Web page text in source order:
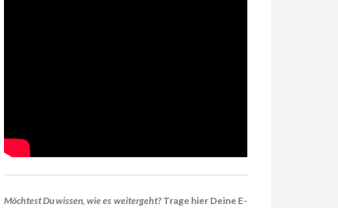
Möchtest Du wissen, wie es weitergeht? Trage hier Deine E-